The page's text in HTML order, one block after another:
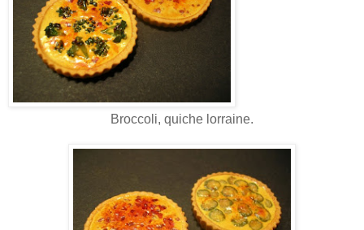
Broccoli, quiche lorraine.